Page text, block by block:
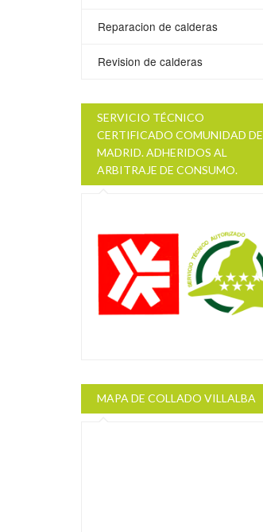
Reparacion de calderas
Revision de calderas
SERVICIO TÉCNICO
CERTIFICADO COMUNIDAD DE
MADRID. ADHERIDOS AL
ARBITRAJE DE CONSUMO.
MAPA DE COLLADO VILLALBA